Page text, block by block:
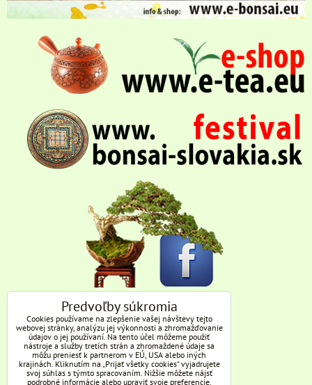
Predvoľby súkromia
Cookies používame na zlepšenie vašej návštevy tejto
webovej stránky, analýzu jej výkonnosti a zhromažďovanie
údajov o jej používaní. Na tento účel môžeme použiť
nástroje a služby tretích strán a zhromaždené údaje sa
môžu preniesť k partnerom v EÚ, USA alebo iných
krajinách. Kliknutím na „Prijať všetky cookies“ vyjadrujete
svoj súhlas s týmto spracovaním. Nižšie môžete nájsť
podrobné informácie alebo upraviť svoje preferencie.